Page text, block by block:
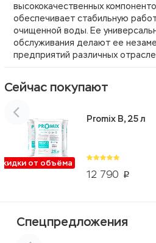
высококачественных
обеспечивает стабильную
очищенной воды. Ее
обслуживания делают ее
предприятий различных
Сейчас покупают
от объёма
12 790 p
Promix B, 25 л
Спецпредложения